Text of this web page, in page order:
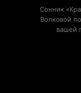
Сонник
Волковой
вашей